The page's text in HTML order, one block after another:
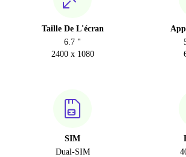
Taille De L'écran
6.7 "
2400 x 1080
SIM
Dual-SIM